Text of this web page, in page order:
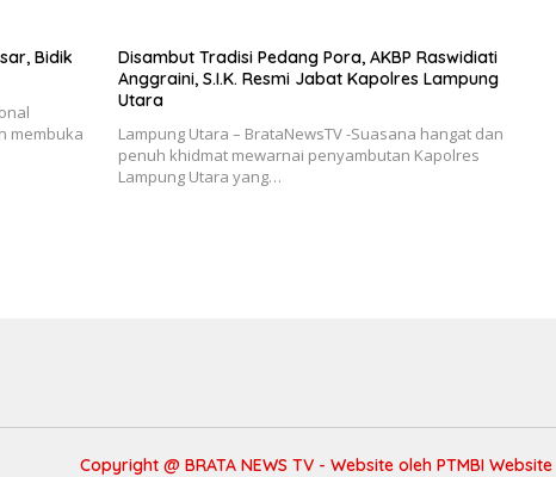
Bidik
membuka
Disambut Tradisi Pedang Pora, AKBP Raswidiati
Anggraini, S.I.K. Resmi Jabat Kapolres Lampung
Utara
Lampung Utara – BrataNewsTV -Suasana hangat dan
penuh khidmat mewarnai penyambutan Kapolres
Lampung Utara yang…
Copyright @ BRATA NEWS TV - Website oleh PTMBI Website